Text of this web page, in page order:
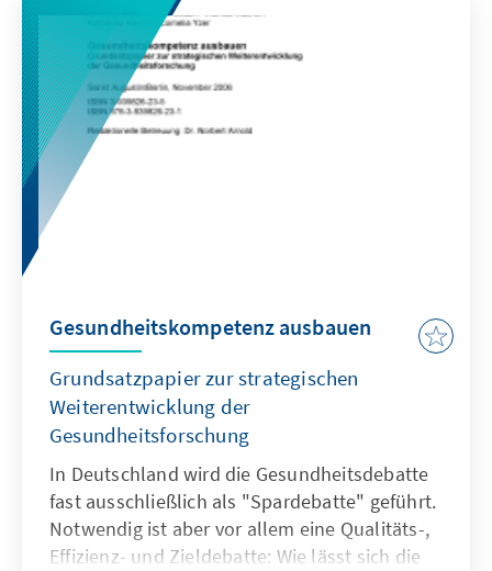
die neuen Empfehlungen zur
Stammzellforschung, die von der Deutschen
Forschungsgemeinschaft im November 2006
vorgelegt wurden, rückt die
Stammzellforschung erneut in den Fokus des
öffentlichen Interesses. In der vorliegenden
Studie wird die Stammzellforschung unter
ethischer, juristischer und medizinischer
leisten.
Gesundheitskompetenz ausbauen
Grundsatzpapier zur strategischen
Weiterentwicklung der
Gesundheitsforschung
In Deutschland wird die Gesundheitsdebatte
fast ausschließlich als "Spardebatte" geführt.
Notwendig ist aber vor allem eine Qualitäts-,
Effizienz- und Zieldebatte: Wie lässt sich die